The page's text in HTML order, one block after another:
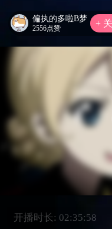
须严格遵守直播规范
规、低俗血暴、吸烟
良有害信息。如有违
播间或账号进行相应
赏，严禁未成年人直
各类招聘征婚、代练
包码、游戏币等广告
广商品中诱导私下交
免上当受骗。
【后天1:40】帮舰
公告: 直播回放：
开播时长: 02:35:58
偏执的多啦B梦
2556点赞 +